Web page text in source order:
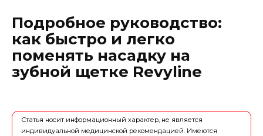
Подробное руководство:
как быстро и легко
поменять насадку на
зубной щетке Revyline
Статья носит информационный характер, не является
индивидуальной медицинской рекомендацией. Имеются